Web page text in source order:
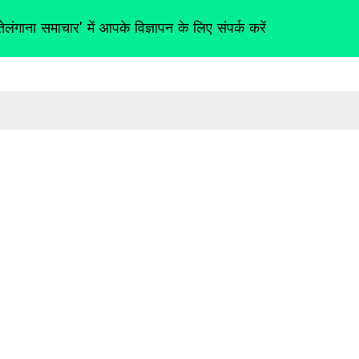
समाचार' में आपके विज्ञापन के लिए संपर्क करें